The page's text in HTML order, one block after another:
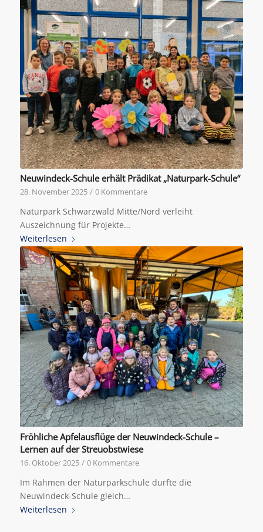
Neuwindeck-Schule erhält Prädikat „Naturpark-Schule“
28. November 2025 / 0 Kommentare
Naturpark Schwarzwald Mitte/Nord verleiht
Auszeichnung für Projekte…
Weiterlesen
Fröhliche Apfelausflüge der Neuwindeck-Schule –
Lernen auf der Streuobstwiese
16. Oktober 2025 / 0 Kommentare
Im Rahmen der Naturparkschule durfte die
Neuwindeck-Schule gleich…
Weiterlesen